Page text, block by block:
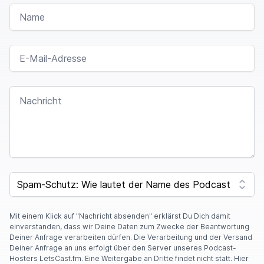
unserem allerersten Produkt, muss man ja
tatsächlich sagen, zu dem, was da jetzt gerade
so irgendwie abgeht und was da, was da Phase
ist. Und die erste News
an Saugrobotern,
aber wer Max V Ultra in einem Satz oder in einem
Produktnamen hört, der weiß eigentlich, das ist
die eierlegende Wollmilchsau aus dem Hause
Roborock. Und jetzt gibt es ein Datum, nämlich
Freitag, der 5. April, kommt dieses Produkt in die
NAME
E-MAIL-ADRESSE
NACHRICHT
SPAM CAPTCHA
Mit einem Klick auf "Nachricht absenden" erklärst Du Dich damit
einverstanden, dass wir Deine Daten zum Zwecke der Beantwortung
Deiner Anfrage verarbeiten dürfen. Die Verarbeitung und der Versand
Deiner Anfrage an uns erfolgt über den Server unseres Podcast-
Hosters LetsCast.fm. Eine Weitergabe an Dritte findet nicht statt. Hier